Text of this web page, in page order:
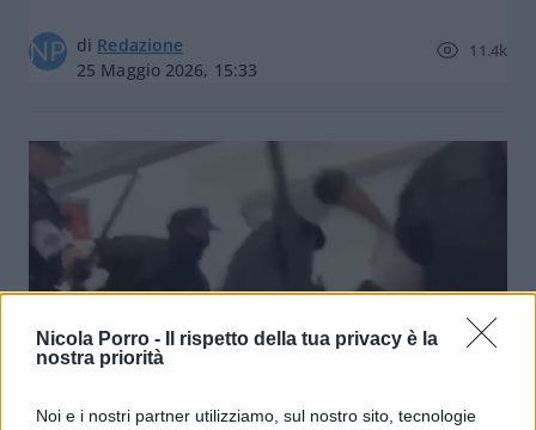
Nicola Porro -
Il rispetto della tua privacy è la
nostra priorità
Noi e i nostri partner utilizziamo, sul nostro sito, tecnologie
di Redazione
25 Maggio 2026, 15:33
11.4k